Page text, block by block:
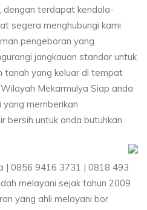
dengan terdapat kendala-
segera menghubungi kami
pengeboran yang
jangkauan standar untuk
tanah yang keluar di tempat
Mekarmulya Siap anda
yang memberikan
bersih untuk anda butuhkan
| 0856 9416 3731 | 0818 493
melayani sejak tahun 2009
yang ahli melayani bor